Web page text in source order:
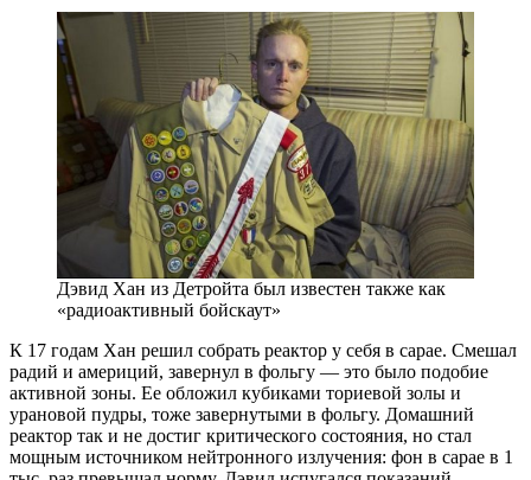
Дэвид Хан из Детройта был известен также как
«радиоактивный бойскаут»
К 17 годам Хан решил собрать реактор у себя в сарае. Смешал
радий и америций, завернул в фольгу — это было подобие
активной зоны. Ее обложил кубиками ториевой золы и
урановой пудры, тоже завернутыми в фольгу. Домашний
реактор так и не достиг критического состояния, но стал
мощным источником нейтронного излучения: фон в сарае в 1